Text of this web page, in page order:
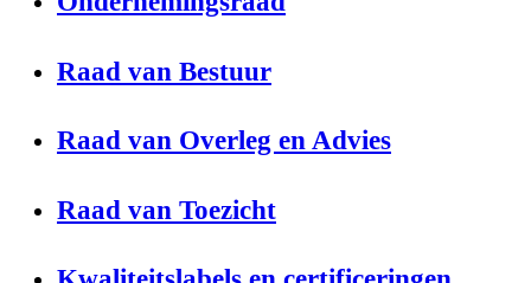
Raad van Bestuur
Raad van Overleg en Advies
Raad van Toezicht